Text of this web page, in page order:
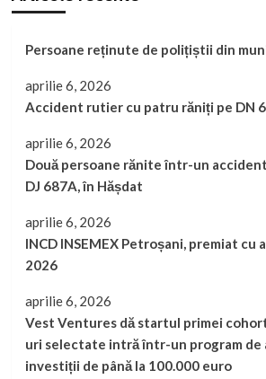
Persoane reținute de polițiștii din
aprilie 6, 2026
Accident rutier cu patru răniți pe DN
aprilie 6, 2026
Două persoane rănite într-un
DJ 687A, în Hășdat
aprilie 6, 2026
INCD INSEMEX Petroșani, premiat cu
2026
aprilie 6, 2026
Vest Ventures dă startul primei
uri selectate intră într-un program de
investiții de până la 100.000 euro